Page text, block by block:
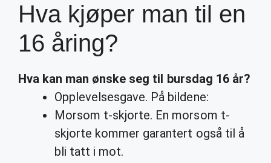
Hva kjøper man til en
16 åring?
Hva kan man ønske seg til bursdag 16 år?
Opplevelsesgave. På bildene:
Morsom t-skjorte. En morsom t-
skjorte kommer garantert også til å
bli tatt i mot.